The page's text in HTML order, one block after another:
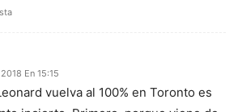
En 15:15
vuelva al 100% en Toronto es